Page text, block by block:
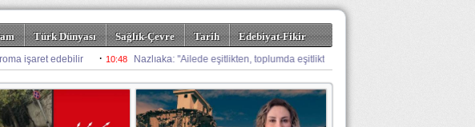
Türk Dünyası Sağlık-Çevre Tarih
Edebiyat-Fikir